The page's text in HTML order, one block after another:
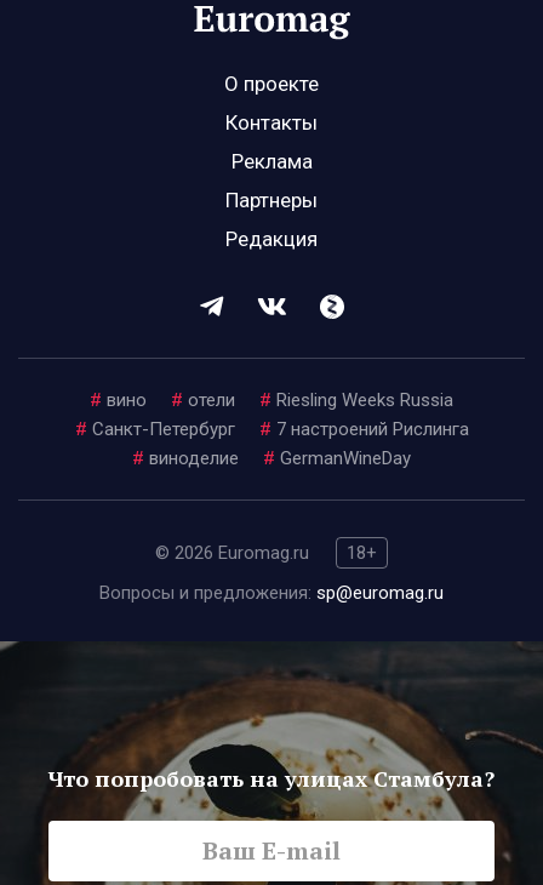
О проекте
Контакты
Реклама
Партнеры
Редакция
# вино # отели # Riesling Weeks Russia
# Санкт-Петербург # 7 настроений Рислинга
# виноделие # GermanWineDay
© 2026 Euromag.ru
18+
Вопросы и предложения: sp@euromag.ru
Что попробовать на улицах Стамбула?